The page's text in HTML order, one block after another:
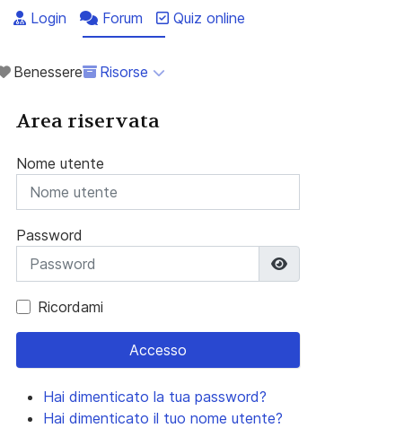
Login Forum Quiz online
Benessere Risorse
Area riservata
Nome utente
Password
Ricordami
Accesso
Hai dimenticato la tua password?
Hai dimenticato il tuo nome utente?